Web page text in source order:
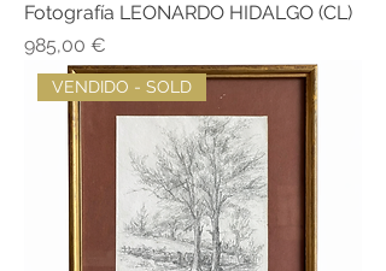
Fotografía LEONARDO HIDALGO (CL)
Precio
985,00 €
VENDIDO - SOLD